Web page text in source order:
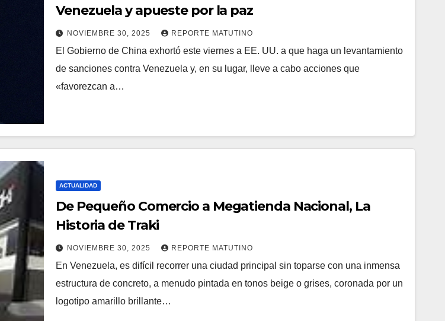
Venezuela y apueste por la paz
NOVIEMBRE 30, 2025 REPORTE MATUTINO
El Gobierno de China exhortó este viernes a EE. UU. a que haga un levantamiento
de sanciones contra Venezuela y, en su lugar, lleve a cabo acciones que
«favorezcan a…
ACTUALIDAD
De Pequeño Comercio a Megatienda Nacional, La
Historia de Traki
NOVIEMBRE 30, 2025 REPORTE MATUTINO
En Venezuela, es difícil recorrer una ciudad principal sin toparse con una inmensa
estructura de concreto, a menudo pintada en tonos beige o grises, coronada por un
logotipo amarillo brillante…